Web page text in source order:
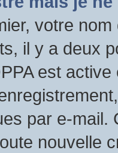
votre
il y a deux
est
par e-mail.
nouvelle